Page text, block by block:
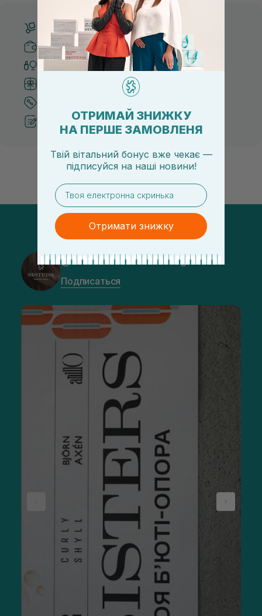
Бесплатная доставка от 3000 UAH
Безопасные способы оплаты
Только оригинальная косметика
Система бонусов и лояльности
Рекомендации от косметологов
@sisters_stelmakh в Instagram
Подписаться
ОТРИМАЙ ЗНИЖКУ
НА ПЕРШЕ ЗАМОВЛЕНЯ
Твій вітальний бонус вже чекає —
підписуйся на наші новини!
email
Отримати знижку